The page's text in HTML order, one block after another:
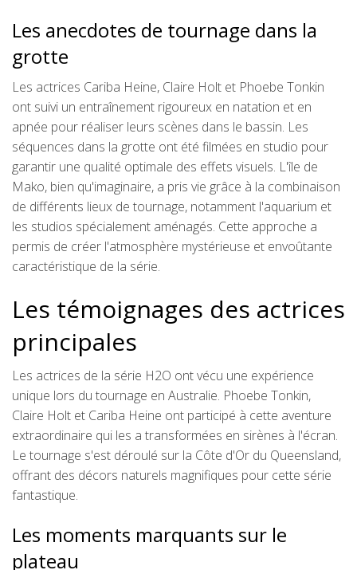
Les anecdotes de tournage dans la
grotte
Les actrices Cariba Heine, Claire Holt et Phoebe Tonkin
ont suivi un entraînement rigoureux en natation et en
apnée pour réaliser leurs scènes dans le bassin. Les
séquences dans la grotte ont été filmées en studio pour
garantir une qualité optimale des effets visuels. L'île de
Mako, bien qu'imaginaire, a pris vie grâce à la combinaison
de différents lieux de tournage, notamment l'aquarium et
les studios spécialement aménagés. Cette approche a
permis de créer l'atmosphère mystérieuse et envoûtante
caractéristique de la série.
Les témoignages des actrices
principales
Les actrices de la série H2O ont vécu une expérience
unique lors du tournage en Australie. Phoebe Tonkin,
Claire Holt et Cariba Heine ont participé à cette aventure
extraordinaire qui les a transformées en sirènes à l'écran.
Le tournage s'est déroulé sur la Côte d'Or du Queensland,
offrant des décors naturels magnifiques pour cette série
fantastique.
Les moments marquants sur le
plateau